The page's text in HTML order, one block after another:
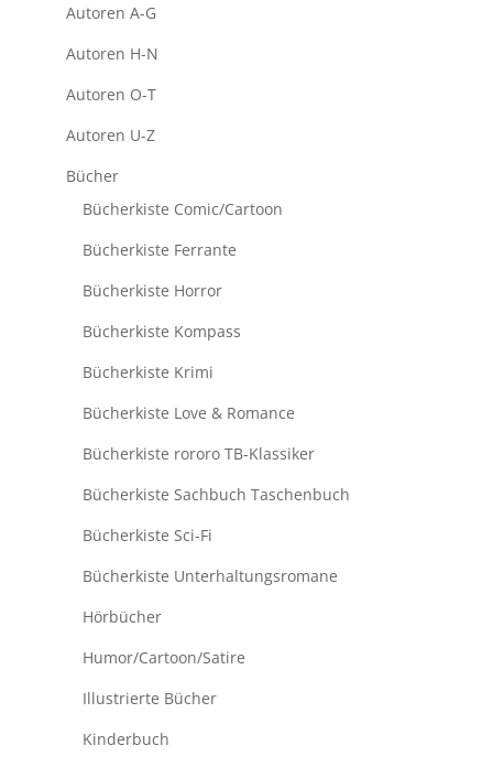
Autoren A-G
Autoren H-N
Autoren O-T
Autoren U-Z
Bücher
Bücherkiste Comic/Cartoon
Bücherkiste Ferrante
Bücherkiste Horror
Bücherkiste Kompass
Bücherkiste Krimi
Bücherkiste Love & Romance
Bücherkiste rororo TB-Klassiker
Bücherkiste Sachbuch Taschenbuch
Bücherkiste Sci-Fi
Bücherkiste Unterhaltungsromane
Hörbücher
Humor/Cartoon/Satire
Illustrierte Bücher
Kinderbuch